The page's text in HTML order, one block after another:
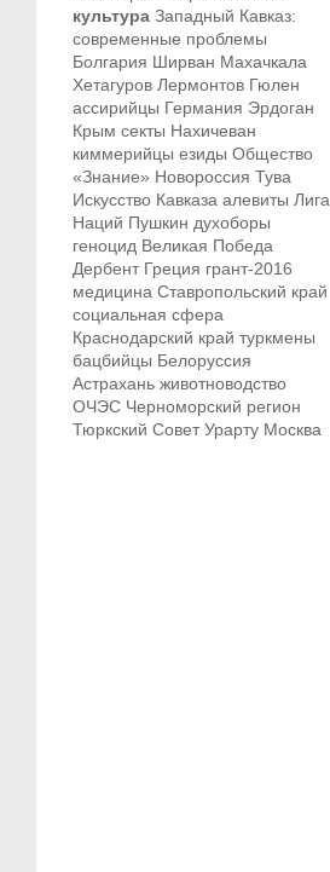
культура Западный Кавказ:
современные проблемы
Болгария Ширван Махачкала
Хетагуров Лермонтов Гюлен
ассирийцы Германия Эрдоган
Крым секты Нахичеван
киммерийцы езиды Общество
«Знание» Новороссия Тува
Искусство Кавказа алевиты Лига
Наций Пушкин духоборы
геноцид Великая Победа
Дербент Греция грант-2016
медицина Ставропольский край
социальная сфера
Краснодарский край туркмены
бацбийцы Белоруссия
Астрахань животноводство
ОЧЭС Черноморский регион
Тюркский Совет Урарту Москва